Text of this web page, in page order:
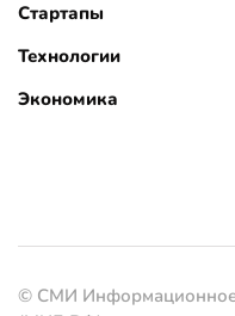
Стартапы
Технологии
Экономика
© СМИ